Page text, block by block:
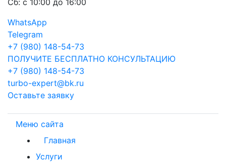
Сб: с 10:00 до 16:00
WhatsApp
Telegram
+7 (980) 148-54-73
ПОЛУЧИТЕ БЕСПЛАТНО КОНСУЛЬТАЦИЮ
+7 (980) 148-54-73
turbo-expert@bk.ru
Оставьте заявку
Меню сайта
Главная
Услуги